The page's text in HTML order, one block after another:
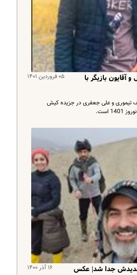
۰۵ فروردین ۱۴۰۱
آقایون بازیگر با
تیموری و علی جعفری در جزیده کیش
است.
۱۶ آذر ۱۴۰۰
جدیدش جدا شد| عکس